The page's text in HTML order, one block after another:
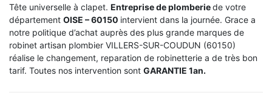
Tête universelle à clapet. Entreprise de plomberiede votre
département OISE – 60150 intervient dans la journée. Grace a
notre politique d’achat auprès des plus grande marques de
robinet artisan plombier VILLERS-SUR-COUDUN (60150)
réalise le changement, reparation de robinetterie a de très bon
tarif. Toutes nos intervention sont GARANTIE 1an.